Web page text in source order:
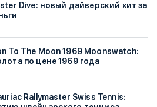
Dive: новый дайверский хит за
To The Moon 1969 Moonswatch:
по цене 1969 года
Rallymaster Swiss Tennis: